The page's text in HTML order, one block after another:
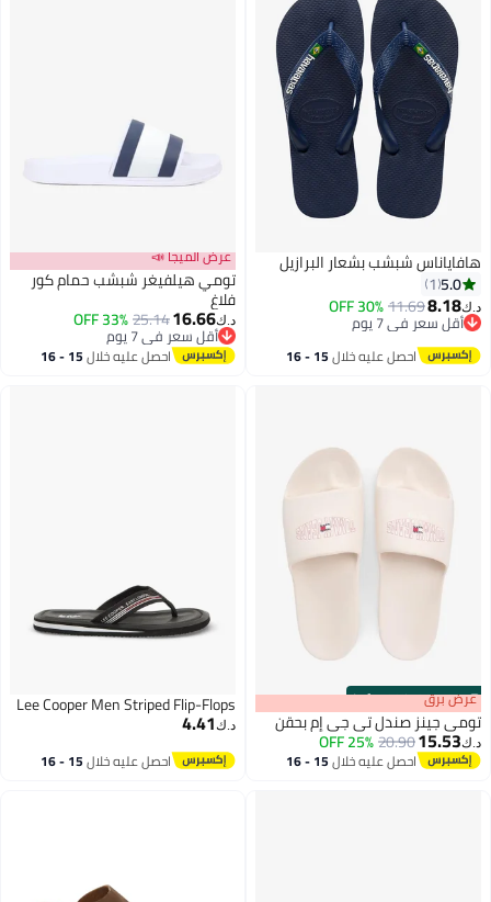
هافاياناس شبشب بشعار البرازيل
5.0
1
د.ك‏8.18
11.69
30% OFF
أقل سعر في 7 يوم
أقل سعر في 7 يوم
احصل عليه خلال 15 - 16
عرض الميجا 📣
تومي هيلفيغر شبشب حمام كور
فلاغ
د.ك‏16.66
25.14
33% OFF
أقل سعر في 7 يوم
أقل سعر في 7 يوماحصل عليه خلال 15 - 16
00m:00s
·
100% Left
2
عرض برق
تومي جينز صندل تي جي إم بحقن
د.ك‏15.53
20.90
25% OFF
احصل عليه خلال 15 - 16
Lee Cooper Men Striped Flip-Flops
د.ك‏4.41
احصل عليه خلال 15 - 16